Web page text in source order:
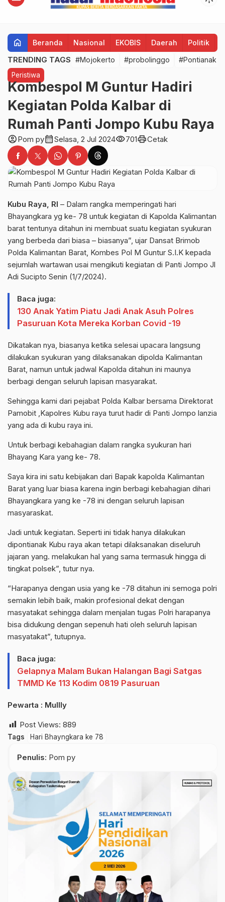
home Beranda Nasional EKOBIS Daerah Politik
TRENDING TAGS #Mojokerto #probolinggo #Pontianak
Peristiwa
Kombespol M Guntur Hadiri
Kegiatan Polda Kalbar di
Rumah Panti Jompo Kubu Raya
account_circlePom pycalendar_monthSelasa, 2 Jul 2024visibility701printCetak
Kubu Raya, RI – Dalam rangka memperingati hari
Bhayangkara yg ke- 78 untuk kegiatan di Kapolda Kalimantan
barat tentunya ditahun ini membuat suatu kegiatan syukuran
yang berbeda dari biasa – biasanya”, ujar Dansat Brimob
Polda Kalimantan Barat, Kombes Pol M Guntur S.I.K kepada
sejumlah wartawan usai mengikuti kegiatan di Panti Jompo Jl
Adi Sucipto Senin (1/7/2024).
Baca juga:
130 Anak Yatim Piatu Jadi Anak Asuh Polres
Pasuruan Kota Mereka Korban Covid -19
Dikatakan nya, biasanya ketika selesai upacara langsung
dilakukan syukuran yang dilaksanakan dipolda Kalimantan
Barat, namun untuk jadwal Kapolda ditahun ini maunya
berbagi dengan seluruh lapisan masyarakat.
Sehingga kami dari pejabat Polda Kalbar bersama Direktorat
Pamobit ,Kapolres Kubu raya turut hadir di Panti Jompo lanzia
yang ada di kubu raya ini.
Untuk berbagi kebahagian dalam rangka syukuran hari
Bhayang Kara yang ke- 78.
Saya kira ini satu kebijakan dari Bapak kapolda Kalimantan
Barat yang luar biasa karena ingin berbagi kebahagian dihari
Bhayangkara yang ke -78 ini dengan seluruh lapisan
masyaraskat.
Jadi untuk kegiatan. Seperti ini tidak hanya dilakukan
dipontianak Kubu raya akan tetapi dilaksanakan diseluruh
jajaran yang. melakukan hal yang sama termasuk hingga di
tingkat polsek”, tutur nya.
“Harapanya dengan usia yang ke -78 ditahun ini semoga polri
semakin lebih baik, makin profesional dekat dengan
masyatakat sehingga dalam menjalan tugas Polri harapanya
bisa didukung dengan sepenuh hati oleh seluruh lapisan
masyatakat”, tutupnya.
Baca juga:
Gelapnya Malam Bukan Halangan Bagi Satgas
TMMD Ke 113 Kodim 0819 Pasuruan
Pewarta : Mullly
Post Views: 889
Tags Hari Bhayngkara ke 78
Penulis: Pom py